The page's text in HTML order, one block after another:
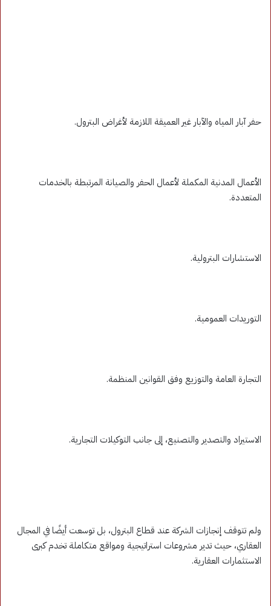
حفر آبار المياه والآبار غير العميقة اللازمة لأغراض البترول.
الأعمال المدنية المكملة لأعمال الحفر والصيانة المرتبطة بالخدمات
المتعددة.
الاستشارات البترولية.
التوريدات العمومية.
التجارة العامة والتوزيع وفق القوانين المنظمة.
الاستيراد والتصدير والتصنيع، إلى جانب التوكيلات التجارية.
ولم تتوقف إنجازات الشركة عند قطاع البترول، بل توسعت أيضًا في المجال
العقاري، حيث تدير مشروعات استراتيجية ومواقع متكاملة تخدم كبرى
الاستثمارات العقارية.